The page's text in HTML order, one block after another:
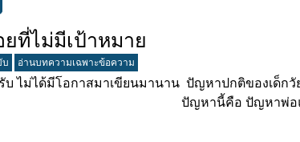
ยที่ไม่มีเป้าหมาย
บ อ่านบทความเฉพาะข้อความ
ด้มีโอกาสมาเขียนมานาน ปัญหาปกติของเด็กวัยรุ่
ปัญหานี้คือ ปัญหาพ่อ